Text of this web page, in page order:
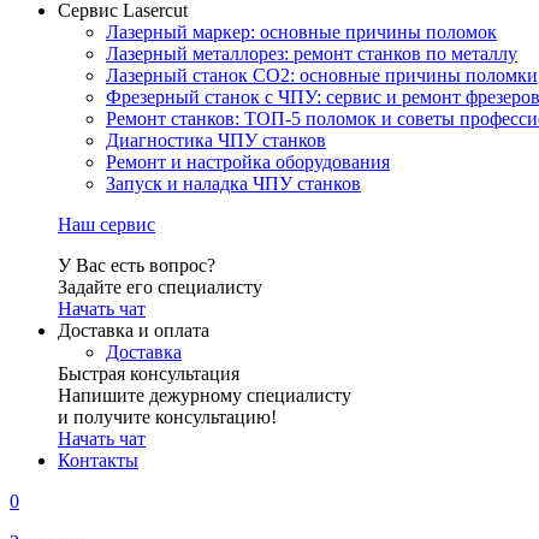
Сервис Lasercut
Лазерный маркер: основные причины поломок
Лазерный металлорез: ремонт станков по металлу
Лазерный станок СО2: основные причины поломки
Фрезерный станок с ЧПУ: сервис и ремонт фрезеров
Ремонт станков: ТОП-5 поломок и советы
Диагностика ЧПУ станков
Ремонт и настройка оборудования
Запуск и наладка ЧПУ станков
Наш сервис
У Вас есть вопрос?
Задайте его специалисту
Начать чат
Доставка и оплата
Доставка
Быстрая консультация
Напишите дежурному специалисту
и получите консультацию!
Начать чат
Контакты
0